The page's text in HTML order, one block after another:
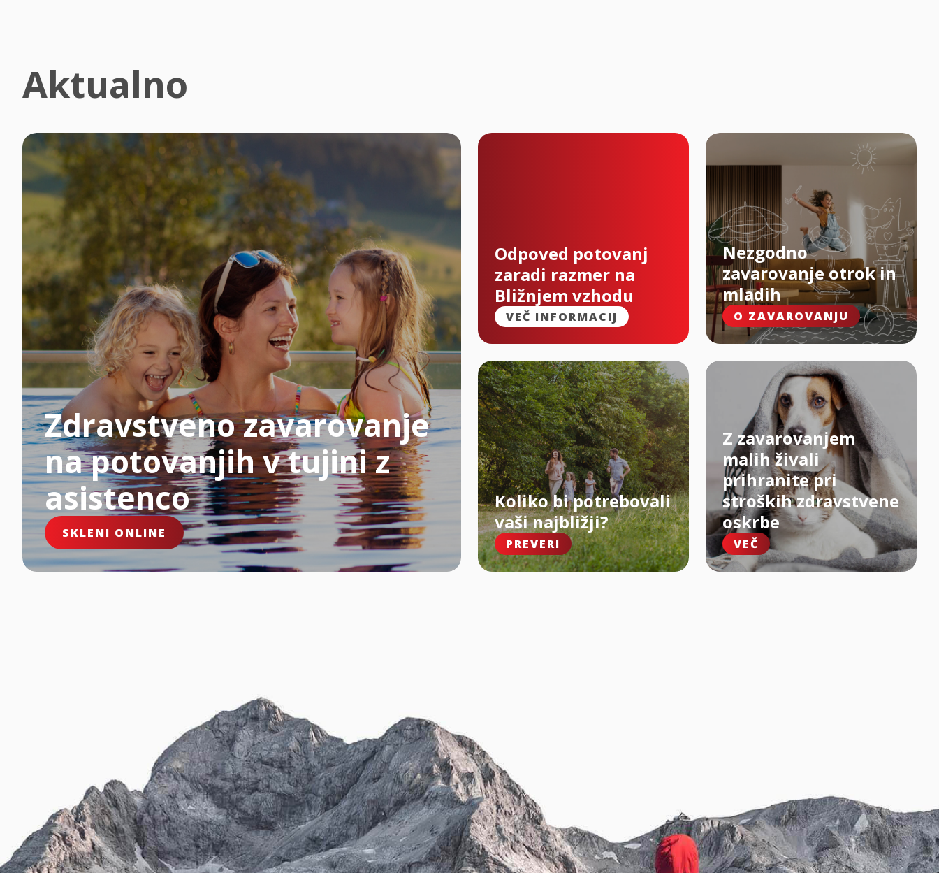
Aktualno
Zdravstveno zavarovanje
na potovanjih v tujini z
asistenco
SKLENI ONLINE
Odpoved potovanj
zaradi razmer na
Bližnjem vzhodu
VEČ INFORMACIJ
Nezgodno
zavarovanje otrok in
mladih
O ZAVAROVANJU
Koliko bi potrebovali
vaši najbližji?
PREVERI
Z zavarovanjem
malih živali
prihranite pri
stroških zdravstvene
oskrbe
VEČ